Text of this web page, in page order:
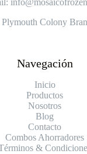
Colony
Navegación
Inicio
Productos
Nosotros
Blog
Contacto
Combos Ahorradores
&